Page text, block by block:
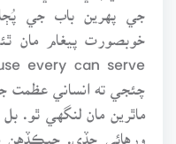
جي پهرين باب جي
چئجي ته انساني
ماٿرين مان لنگهي ٿو.
ورهائي ڇڏي. جيڪڏهن